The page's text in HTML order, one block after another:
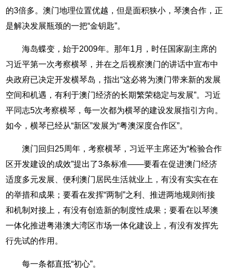
的3倍多。澳门地理位置优越，但是面积狭小，琴澳合作，正
是解决发展瓶颈的一把“金钥匙”。
海岛蝶变，始于2009年。那年1月，时任国家副主席的
习近平第一次考察横琴，并在之后视察澳门的讲话中宣布中
央政府已决定开发横琴岛，指出“这必将为澳门带来新的发展
空间和机遇，有利于澳门经济的长期繁荣稳定与发展”。习近
平同志5次考察横琴，每一次都为横琴的建设发展指引方向。
如今，横琴已经从“新区”发展为“粤澳深度合作区”。
澳门回归25周年，考察横琴，习近平主席还为“检验合作
区开发建设的成效”提出了3条标准——要看在促进澳门经济
适度多元发展、便利澳门居民生活就业上，有没有实实在在
的举措和成果；要看在发挥“两制”之利、推进两地规则衔接
和机制对接上，有没有创造新的制度性成果；要看在以琴澳
一体化推进粤港澳大湾区市场一体化建设上，有没有发挥先
行先试的作用。
每一条都直抵“初心”。